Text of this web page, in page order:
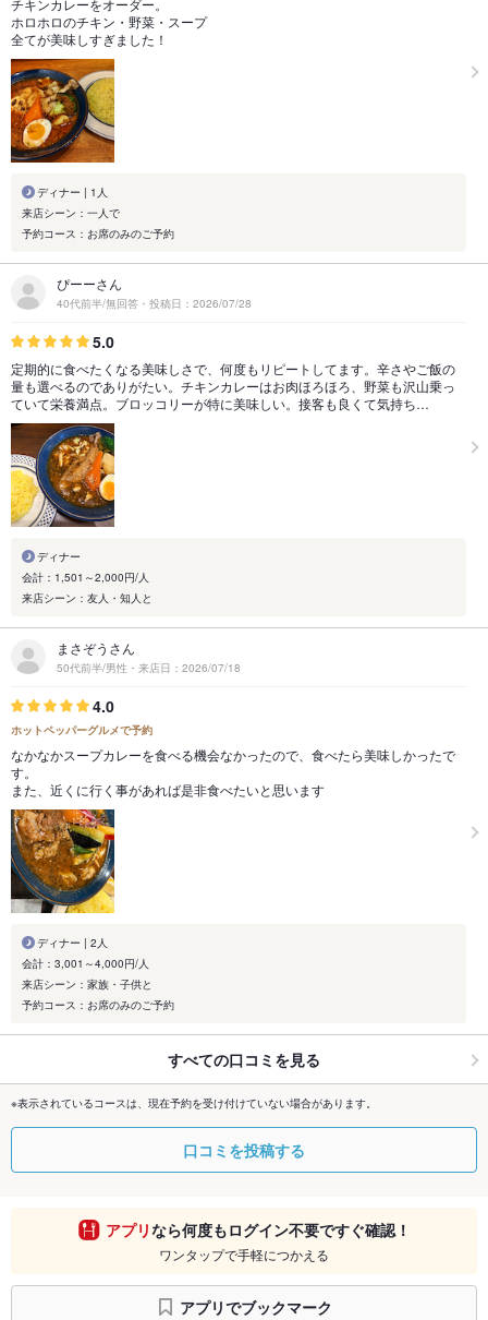
チキンカレーをオーダー。
ホロホロのチキン・野菜・スープ
全てが美味しすぎました！
ディナー | 1人
来店シーン：一人で
予約コース：お席のみのご予約
ぴーーさん
40代前半/無回答・投稿日：2026/07/28
5.0
定期的に食べたくなる美味しさで、何度もリピートしてます。辛さやご飯の
量も選べるのでありがたい。チキンカレーはお肉ほろほろ、野菜も沢山乗っ
ていて栄養満点。ブロッコリーが特に美味しい。接客も良くて気持ち…
ディナー
会計：1,501～2,000円/人
来店シーン：友人・知人と
まさぞうさん
50代前半/男性・来店日：2026/07/18
4.0
ホットペッパーグルメで予約
なかなかスープカレーを食べる機会なかったので、食べたら美味しかったで
す。
また、近くに行く事があれば是非食べたいと思います
ディナー | 2人
会計：3,001～4,000円/人
来店シーン：家族・子供と
予約コース：お席のみのご予約
すべての口コミを見る
※表示されているコースは、現在予約を受け付けていない場合があります。
口コミを投稿する
アプリなら何度もログイン不要ですぐ確認！
ワンタップで手軽につかえる
アプリでブックマーク